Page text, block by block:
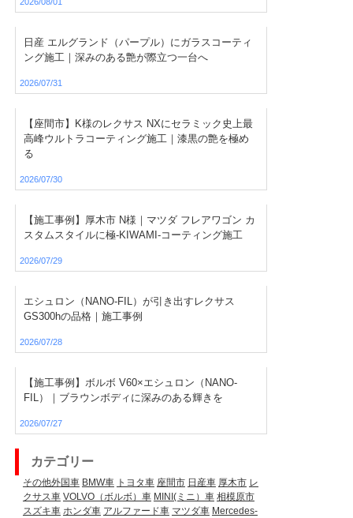
日産 エルグランド（パープル）にガラスコーティ
ング施工｜深みのある艶が際立つ一台へ
2026/07/31
【座間市】K様のレクサス NXにセラミック史上最
高峰ウルトラコーティング施工｜漆黒の艶を極め
る
2026/07/30
【施工事例】厚木市 N様｜マツダ フレアワゴン カ
スタムスタイルに極-KIWAMI-コーティング施工
2026/07/29
エシュロン（NANO-FIL）が引き出すレクサス
GS300hの品格｜施工事例
2026/07/28
【施工事例】ボルボ V60×エシュロン（NANO-
FIL）｜ブラウンボディに深みのある輝きを
2026/07/27
カテゴリー
その他外国車 BMW車 トヨタ車 座間市 日産車 厚木市 レ
クサス車 VOLVO（ボルボ）車 MINI(ミニ）車 相模原市
スズキ車 ホンダ車 アルファード車 マツダ車 Mercedes-